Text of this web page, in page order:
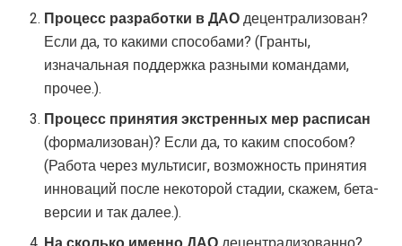
Процесс разработки в ДАОдецентрализован?
Если да, то какими способами? (Гранты,
изначальная поддержка разными командами,
прочее.).
Процесс принятия экстренных мер расписан
(формализован)? Если да, то каким способом?
(Работа через мультисиг, возможность принятия
инноваций после некоторой стадии, скажем, бета-
версии и так далее.).